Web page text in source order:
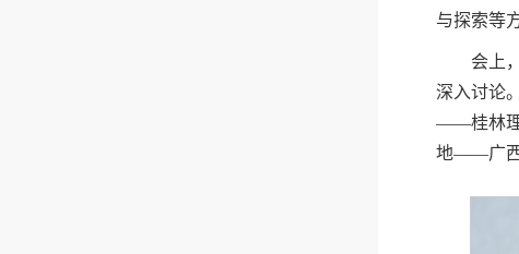
与探索等
会上
深入讨论
——桂林理
地——广